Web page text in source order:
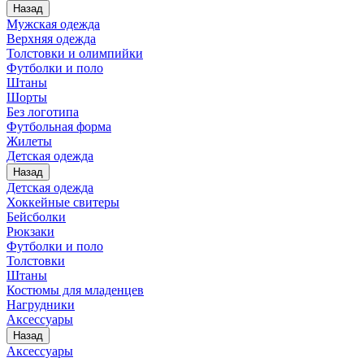
Назад
Мужская одежда
Верхняя одежда
Толстовки и олимпийки
Футболки и поло
Штаны
Шорты
Без логотипа
Футбольная форма
Жилеты
Детская одежда
Назад
Детская одежда
Хоккейные свитеры
Бейсболки
Рюкзаки
Футболки и поло
Толстовки
Штаны
Костюмы для младенцев
Нагрудники
Аксессуары
Назад
Аксессуары